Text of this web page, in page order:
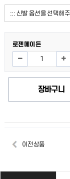
로젠메이든
장바구니
이전상품